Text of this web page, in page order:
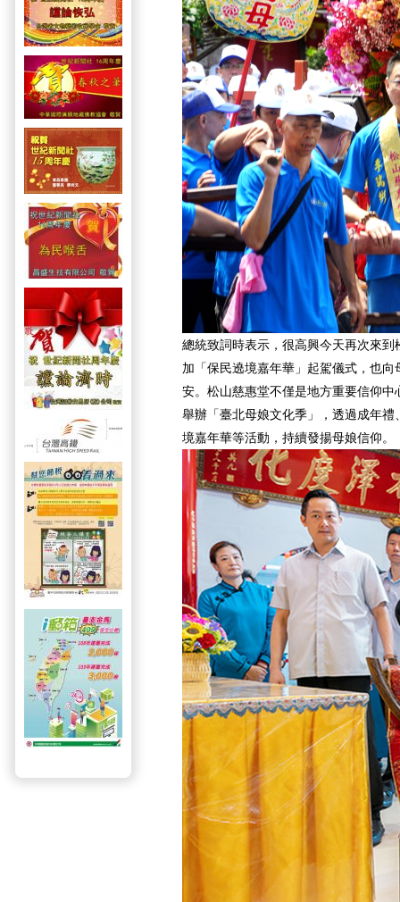
總統致詞時表示，很高興今天再次來
加「保民遶境嘉年華」起駕儀式，也
安。松山慈惠堂不僅是地方重要信仰中
舉辦「臺北母娘文化季」，透過成年
境嘉年華等活動，持續發揚母娘信仰。